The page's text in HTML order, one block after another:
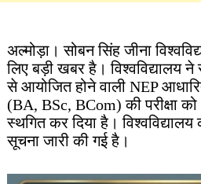
अल्मोड़ा। सोबन सिंह जीना
लिए बड़ी खबर है। विश्वविद्यालय
से आयोजित होने वाली NEP
(BA, BSc, BCom) की परीक्षा
स्थगित कर दिया है।
सूचना जारी की गई है।